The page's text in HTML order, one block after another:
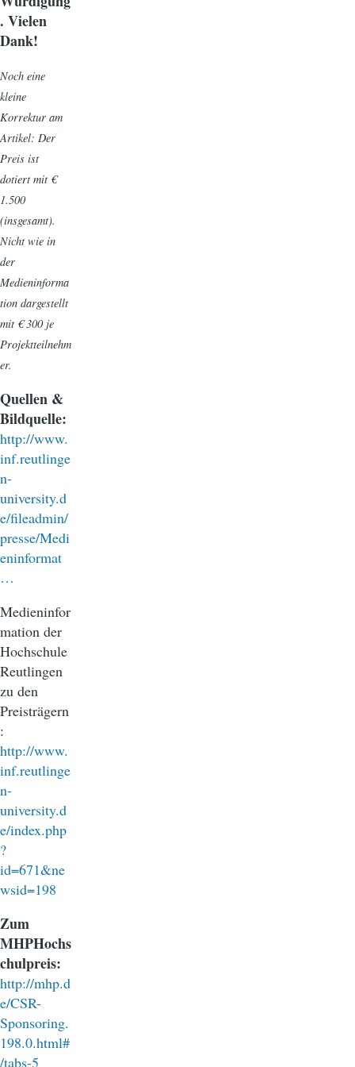
. Vielen
Dank!
Noch eine
kleine
Korrektur am
Artikel: Der
Preis ist
dotiert mit €
1.500
(insgesamt).
Nicht wie in
der
Medieninforma
tion dargestellt
mit € 300 je
Projektteilnehm
er.
Quellen &
Bildquelle:
http://www.
inf.reutlinge
n-
university.d
e/fileadmin/
presse/Medi
eninformat
…
Medieninfor
mation der
Hochschule
Reutlingen
zu den
Preisträgern
:
http://www.
inf.reutlinge
n-
university.d
e/index.php
?
id=671&ne
wsid=198
Zum
MHPHochs
chulpreis:
http://mhp.d
e/CSR-
Sponsoring.
198.0.html#
/tabs-5